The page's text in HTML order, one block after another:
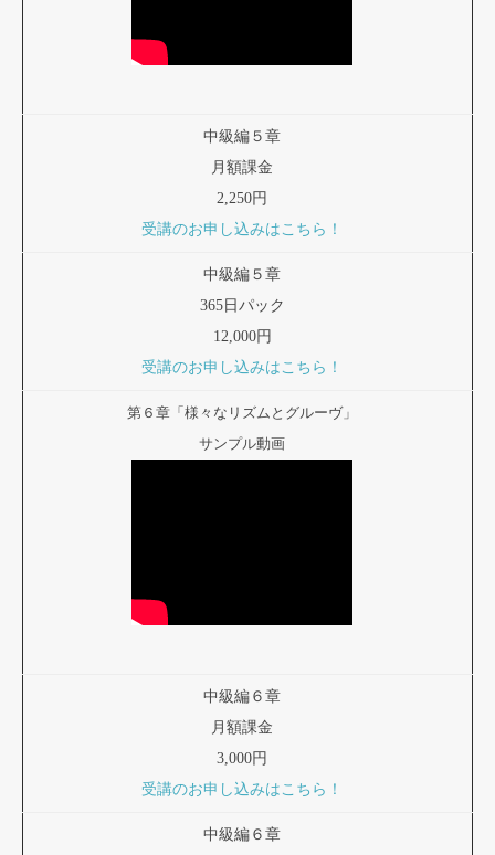
中級編５章
月額課金
2,250円
受講のお申し込みはこちら！
中級編５章
365日パック
12,000円
受講のお申し込みはこちら！
第６章「様々なリズムとグルーヴ」
サンプル動画
中級編６章
月額課金
3,000円
受講のお申し込みはこちら！
中級編６章